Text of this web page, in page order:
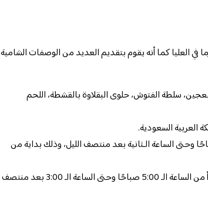
في العليا كما أنه يقوم بتقديم العديد من الوصفات الشامية
سلطة الفتوش، حلوى البقلاوة بالقشطة، اللحم
العربية السعودية.
وحتى الساعة الـثانية بعد منتصف الليل، وذلك بداية من
أما مواعيد يوم الخميس والجمعة: فإنها تبدأ من الساعة الـ 5:00 صباحًا وحتى الساعة الـ 3:00 بعد منتصف